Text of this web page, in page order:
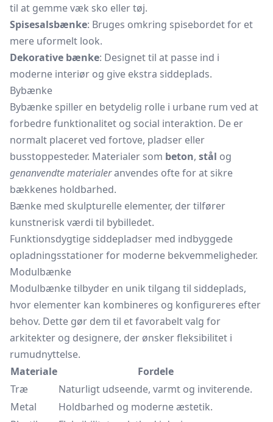
til at gemme væk sko eller tøj.
Spisesalsbænke: Bruges omkring spisebordet for et
mere uformelt look.
Dekorative bænke: Designet til at passe ind i
moderne interiør og give ekstra siddeplads.
Bybænke
Bybænke spiller en betydelig rolle i urbane rum ved at
forbedre funktionalitet og social interaktion. De er
normalt placeret ved fortove, pladser eller
busstoppesteder. Materialer som beton, stål og
genanvendte materialeranvendes ofte for at sikre
bækkenes holdbarhed.
Bænke med skulpturelle elementer, der tilfører
kunstnerisk værdi til bybilledet.
Funktionsdygtige siddepladser med indbyggede
opladningsstationer for moderne bekvemmeligheder.
Modulbænke
Modulbænke tilbyder en unik tilgang til siddeplads,
hvor elementer kan kombineres og konfigureres efter
behov. Dette gør dem til et favorabelt valg for
arkitekter og designere, der ønsker fleksibilitet i
rumudnyttelse.
Materiale
Fordele
Træ
Naturligt udseende, varmt og inviterende.
Metal
Holdbarhed og moderne æstetik.